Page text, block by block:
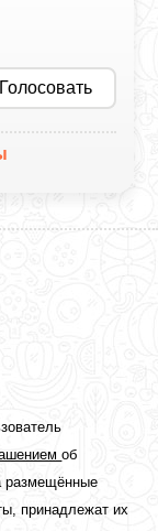
Голосовать
об
размещённые
принадлежат их